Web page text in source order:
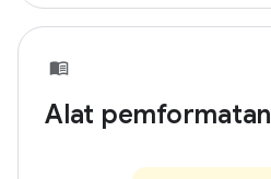
Alat pemformatan